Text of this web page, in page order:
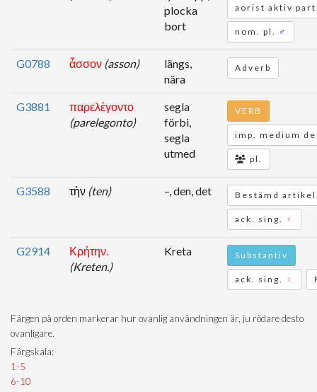
plocka
bort
aorist aktiv
nom. pl. ♂
G0788 ἆσσον (asson)
längs,
nära
Adverb
G3881
παρελέγοντο
(parelegonto)
segla
förbi,
segla
utmed
VERB
imp. medium
pl.
G3588 τὴν (ten) –, den, det Bestämd artikel
ack. sing. ♀
G2914
Κρήτην.
(Kreten.)
Kreta Substantiv
ack. sing. ♀
Färgen på orden markerar hur ovanlig användningen är, ju rödare desto
ovanligare.
Färgskala:
1-5
6-10